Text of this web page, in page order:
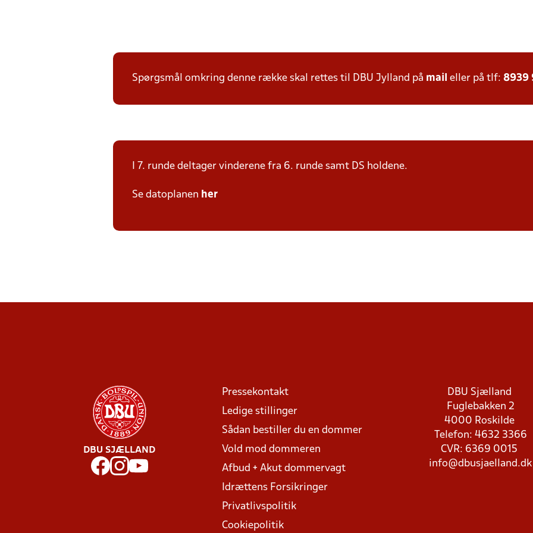
Spørgsmål omkring denne række skal rettes til DBU Jylland på mail eller på tlf: 8939
I 7. runde deltager vinderene fra 6. runde samt DS holdene.
Se datoplanen her
DBU SJÆLLAND
Pressekontakt
Ledige stillinger
Sådan bestiller du en dommer
Vold mod dommeren
Afbud + Akut dommervagt
Idrættens Forsikringer
Privatlivspolitik
Cookiepolitik
DBU Sjælland
Fuglebakken 2
4000 Roskilde
Telefon: 4632 3366
CVR: 6369 0015
info@dbusjaelland.dk